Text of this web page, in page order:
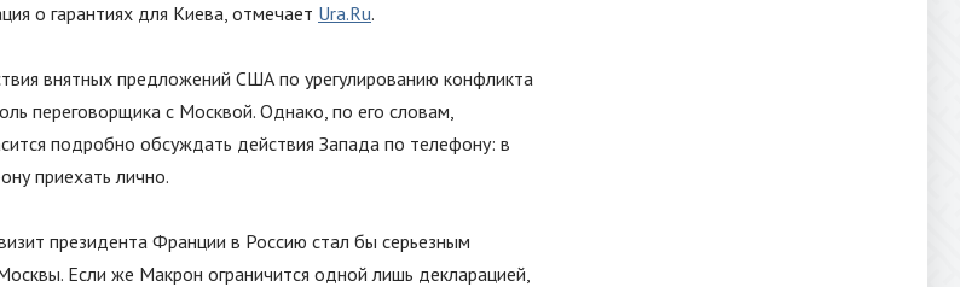
о гарантиях для Киева, отмечает Ura.Ru.
внятных предложений США по урегулированию конфликта
переговорщика с Москвой. Однако, по его словам,
подробно обсуждать действия Запада по телефону: в
приехать лично.
президента Франции в Россию стал бы серьезным
Если же Макрон ограничится одной лишь декларацией,